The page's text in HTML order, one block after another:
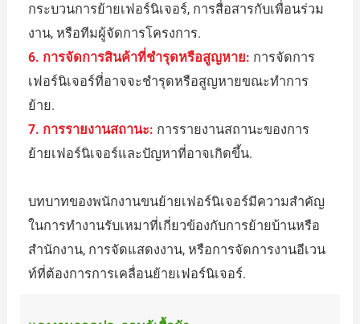
กระบวนการย้ายเฟอร์นิเจอร์, การสื่อสารกับเพื่อนร่วม
งาน, หรือทีมผู้จัดการโครงการ.
6. การจัดการสินค้าที่ชำรุดหรือสูญหาย: การจัดการ
เฟอร์นิเจอร์ที่อาจจะชำรุดหรือสูญหายขณะทำการ
ย้าย.
7. การรายงานสถานะ: การรายงานสถานะของการ
ย้ายเฟอร์นิเจอร์และปัญหาที่อาจเกิดขึ้น.
บทบาทของพนักงานขนย้ายเฟอร์นิเจอร์มีความสำคัญ
ในการทำงานรับเหมาที่เกี่ยวข้องกับการย้ายบ้านหรือ
สำนักงาน, การจัดแสดงงาน, หรือการจัดการงานอีเวน
ท์ที่ต้องการการเคลื่อนย้ายเฟอร์นิเจอร์.